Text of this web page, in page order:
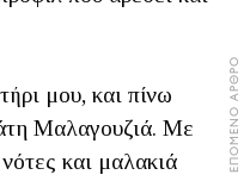
ΕΠΟΜΕΝΟ ΑΡΘΡΟ
μου, και πίνω
Μαλαγουζιά. Με
και μαλακιά